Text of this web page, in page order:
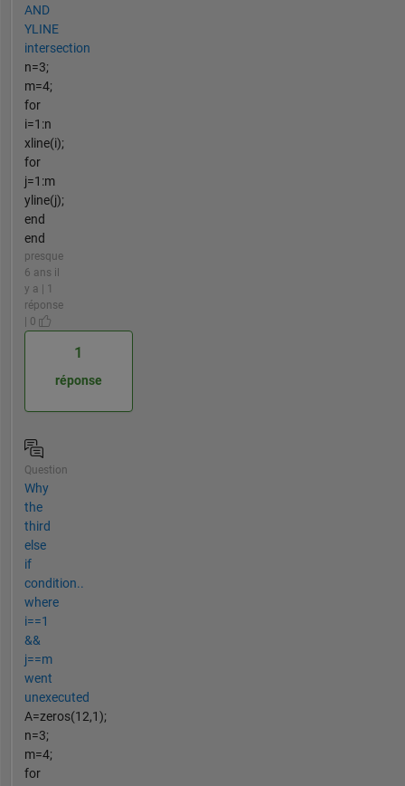
AND
YLINE
intersection
n=3;
m=4;
for
i=1:n
xline(i);
for
j=1:m
yline(j);
end
end
presque
6 ans il
y a | 1
réponse
| 0
1
réponse
Question
Why
the
third
else
if
condition..
where
i==1
&&
j==m
went
unexecuted
A=zeros(12,1);
n=3;
m=4;
for